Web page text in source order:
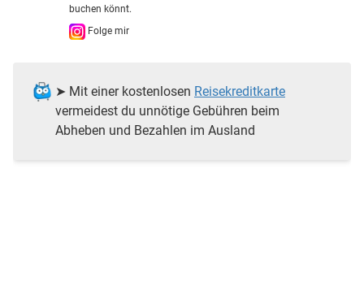
buchen könnt.
Folge mir
➤ Mit einer kostenlosen Reisekreditkarte
vermeidest du unnötige Gebühren beim
Abheben und Bezahlen im Ausland